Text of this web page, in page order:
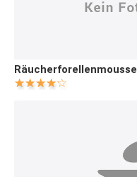
Räucherforellenmousse